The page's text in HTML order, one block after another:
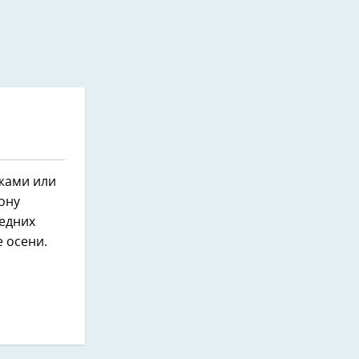
или
осени.